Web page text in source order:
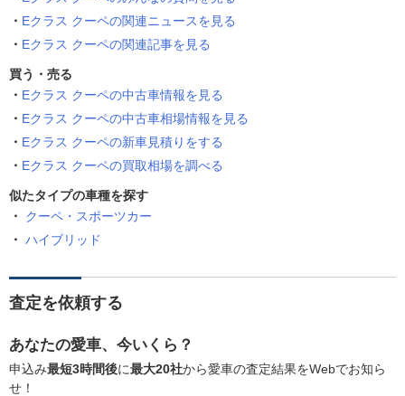
Eクラス クーペの関連ニュースを見る
Eクラス クーペの関連記事を見る
買う・売る
Eクラス クーペの中古車情報を見る
Eクラス クーペの中古車相場情報を見る
Eクラス クーペの新車見積りをする
Eクラス クーペの買取相場を調べる
似たタイプの車種を探す
クーペ・スポーツカー
ハイブリッド
査定を依頼する
あなたの愛車、今いくら？
申込み最短3時間後に最大20社から愛車の査定結果をWebでお知ら
せ！